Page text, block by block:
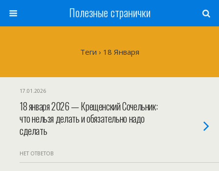
Полезные странички
Теги › 18 Января
17.01.2026
18 января 2026 — Крещенский Сочельник:
что нельзя делать и обязательно надо
сделать
НЕТ ОТВЕТОВ